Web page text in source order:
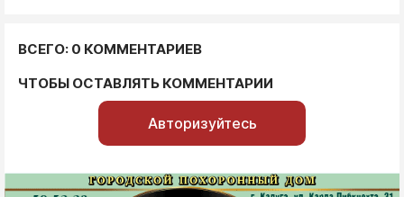
ВСЕГО: 0 КОММЕНТАРИЕВ
ЧТОБЫ ОСТАВЛЯТЬ КОММЕНТАРИИ
Авторизуйтесь